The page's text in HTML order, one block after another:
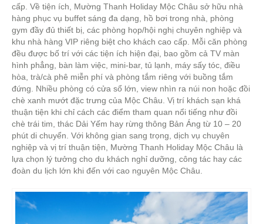
cấp. Về tiện ích, Mường Thanh Holiday Mộc Châu sở hữu nhà
hàng phục vụ buffet sáng đa dạng, hồ bơi trong nhà, phòng
gym đầy đủ thiết bị, các phòng họp/hội nghị chuyên nghiệp và
khu nhà hàng VIP riêng biệt cho khách cao cấp. Mỗi căn phòng
đều được bố trí với các tiện ích hiện đại, bao gồm cả TV màn
hình phẳng, bàn làm việc, mini-bar, tủ lạnh, máy sấy tóc, điều
hòa, trà/cà phê miễn phí và phòng tắm riêng với buồng tắm
đứng. Nhiều phòng có cửa sổ lớn, view nhìn ra núi non hoặc đồi
chè xanh mướt đặc trưng của Mộc Châu. Vị trí khách sạn khá
thuận tiện khi chỉ cách các điểm tham quan nổi tiếng như đồi
chè trái tim, thác Dải Yếm hay rừng thông Bản Áng từ 10 – 20
phút di chuyển. Với không gian sang trọng, dịch vụ chuyên
nghiệp và vị trí thuận tiện, Mường Thanh Holiday Mộc Châu là
lựa chọn lý tưởng cho du khách nghỉ dưỡng, công tác hay các
đoàn du lịch lớn khi đến với cao nguyên Mộc Châu.